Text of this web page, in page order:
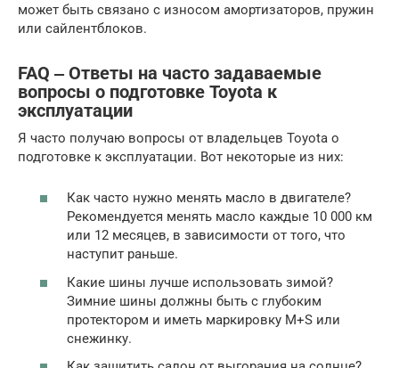
может быть связано с износом амортизаторов, пружин
или сайлентблоков.
FAQ ‒ Ответы на часто задаваемые
вопросы о подготовке Toyota к
эксплуатации
Я часто получаю вопросы от владельцев Toyota о
подготовке к эксплуатации. Вот некоторые из них:
Как часто нужно менять масло в двигателе?
Рекомендуется менять масло каждые 10 000 км
или 12 месяцев, в зависимости от того, что
наступит раньше.
Какие шины лучше использовать зимой?
Зимние шины должны быть с глубоким
протектором и иметь маркировку M+S или
снежинку.